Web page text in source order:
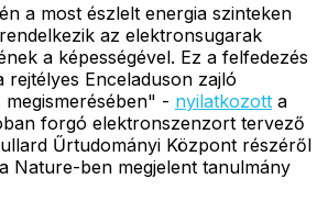
a most észlelt energia szinteken
az elektronsugarak
a képességével. Ez a felfedezés
rejtélyes Enceladuson zajló
- nyilatkozott a
forgó elektronszenzort tervező
Űrtudományi Központ részéről
Nature-ben megjelent tanulmány